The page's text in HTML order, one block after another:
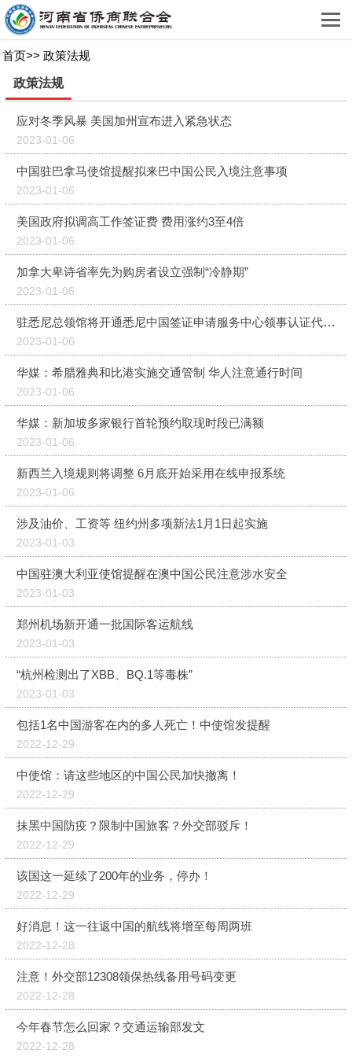
首页>> 政策法规
政策法规
应对冬季风暴 美国加州宣布进入紧急状态
2023-01-06
中国驻巴拿马使馆提醒拟来巴中国公民入境注意事项
2023-01-06
美国政府拟调高工作签证费 费用涨约3至4倍
2023-01-06
加拿大卑诗省率先为购房者设立强制“冷静期”
2023-01-06
驻悉尼总领馆将开通悉尼中国签证申请服务中心领事认证代办业务
2023-01-06
华媒：希腊雅典和比港实施交通管制 华人注意通行时间
2023-01-06
华媒：新加坡多家银行首轮预约取现时段已满额
2023-01-06
新西兰入境规则将调整 6月底开始采用在线申报系统
2023-01-06
涉及油价、工资等 纽约州多项新法1月1日起实施
2023-01-03
中国驻澳大利亚使馆提醒在澳中国公民注意涉水安全
2023-01-03
郑州机场新开通一批国际客运航线
2023-01-03
“杭州检测出了XBB、BQ.1等毒株”
2023-01-03
包括1名中国游客在内的多人死亡！中使馆发提醒
2022-12-29
中使馆：请这些地区的中国公民加快撤离！
2022-12-29
抹黑中国防疫？限制中国旅客？外交部驳斥！
2022-12-29
该国这一延续了200年的业务，停办！
2022-12-29
好消息！这一往返中国的航线将增至每周两班
2022-12-28
注意！外交部12308领保热线备用号码变更
2022-12-28
今年春节怎么回家？交通运输部发文
2022-12-28